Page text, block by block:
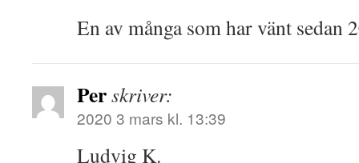
En av många som har vänt sedan
Perskriver:
2020 3 mars kl. 13:39
Ludvig K.